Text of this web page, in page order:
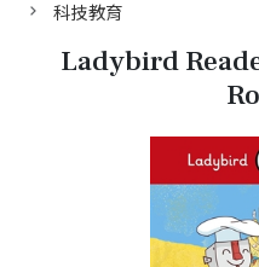
科技教育
Ladybird